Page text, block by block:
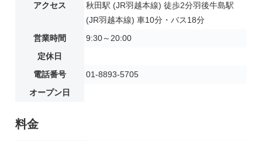
アクセス
秋田駅 (JR羽越本線) 徒歩2分羽後牛島駅
(JR羽越本線) 車10分・バス18分
営業時間
9:30～20:00
定休日
電話番号
01-8893-5705
オープン日
料金